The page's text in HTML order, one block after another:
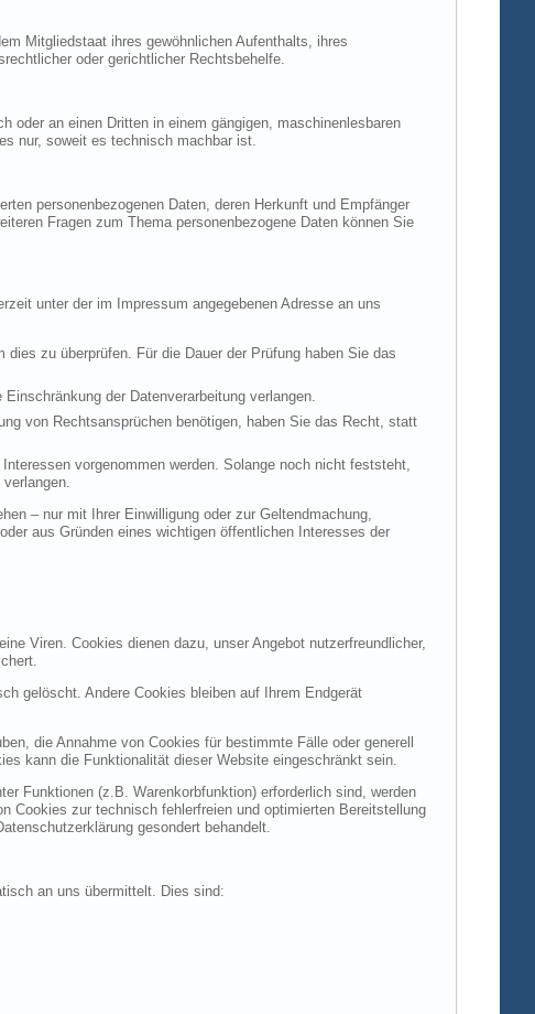
Mitgliedstaat ihres gewöhnlichen Aufenthalts, ihres
oder gerichtlicher Rechtsbehelfe.
oder an einen Dritten in einem gängigen, maschinenlesbaren
nur, soweit es technisch machbar ist.
personenbezogenen Daten, deren Herkunft und Empfänger
Fragen zum Thema personenbezogene Daten können Sie
unter der im Impressum angegebenen Adresse an uns
zu überprüfen. Für die Dauer der Prüfung haben Sie das
der Datenverarbeitung verlangen.
von Rechtsansprüchen benötigen, haben Sie das Recht, statt
vorgenommen werden. Solange noch nicht feststeht,
– nur mit Ihrer Einwilligung oder zur Geltendmachung,
aus Gründen eines wichtigen öffentlichen Interesses der
Viren. Cookies dienen dazu, unser Angebot nutzerfreundlicher,
gelöscht. Andere Cookies bleiben auf Ihrem Endgerät
die Annahme von Cookies für bestimmte Fälle oder generell
kann die Funktionalität dieser Website eingeschränkt sein.
Funktionen (z.B. Warenkorbfunktion) erforderlich sind, werden
Cookies zur technisch fehlerfreien und optimierten Bereitstellung
gesondert behandelt.
an uns übermittelt. Dies sind: